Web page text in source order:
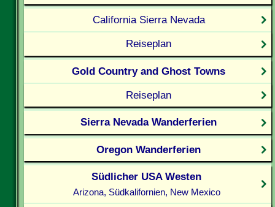
California Sierra Nevada
Reiseplan
Gold Country and Ghost Towns
Reiseplan
Sierra Nevada Wanderferien
Oregon Wanderferien
Südlicher USA Westen
Arizona, Südkalifornien, New Mexico